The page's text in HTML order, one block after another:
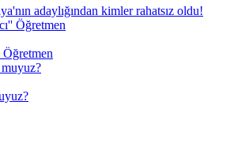
adaylığından kimler rahatsız oldu!